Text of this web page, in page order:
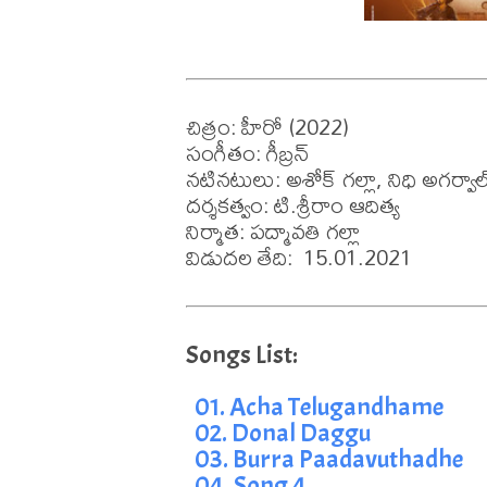
చిత్రం: హీరో (2022)
సంగీతం: గీబ్రన్
నటినటులు: అశోక్ గల్లా, నిధి
దర్శకత్వం: టి.శ్రీరాం ఆదిత్య
నిర్మాత: పద్మావతి గల్లా
విడుదల తేది:  15.01.2021
01. Acha Telugandhame
02. Donal Daggu
03. Burra Paadavuthadhe